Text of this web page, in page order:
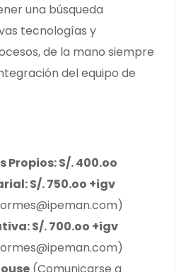
una búsqueda
tecnologías y
de la mano siempre
del equipo de
Propios: S/. 400.oo
S/. 750.oo +igv
S/. 700.oo +igv
(Comunicarse a